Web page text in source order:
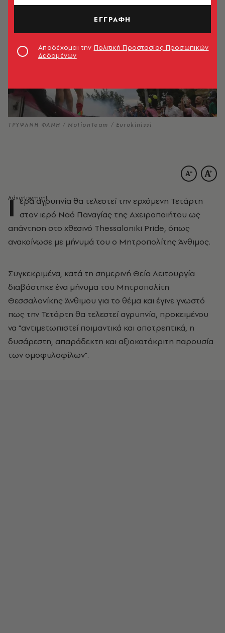
ΤΡΥΨΑΝΗ ΦΑΝΗ / MotionTeam / Eurokinissi
Ι ερά αγρυπνία θα τελεστεί την ερχόμενη Τετάρτη
στον ιερό Ναό Παναγίας της Αχειροποιήτου ως
απάντηση στο χθεσινό Thessaloniki Pride, όπως
ανακοίνωσε με μήνυμά του ο Μητροπολίτης Άνθιμος.
Συγκεκριμένα, κατά τη σημερινή Θεία Λειτουργία
διαβάστηκε ένα μήνυμα του Μητροπολίτη
Θεσσαλονίκης Άνθιμου για το θέμα και έγινε γνωστό
πως την Τετάρτη θα τελεστεί αγρυπνία, προκειμένου
να "αντιμετωπιστεί ποιμαντικά και αποτρεπτικά, η
δυσάρεστη, απαράδεκτη και αξιοκατάκριτη παρουσία
των ομοφυλοφίλων".
ΕΓΓΡΑΦΗ
Αποδέχομαι την Πολιτική Προστασίας Προσωπικών
Δεδομένων